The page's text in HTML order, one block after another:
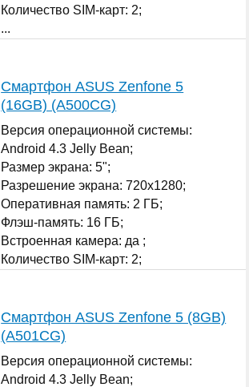
Количество SIM-карт: 2;
...
Смартфон ASUS Zenfone 5
(16GB) (A500CG)
Версия операционной системы:
Android 4.3 Jelly Bean;
Размер экрана: 5";
Разрешение экрана: 720x1280;
Оперативная память: 2 ГБ;
Флэш-память: 16 ГБ;
Встроенная камера: да ;
Количество SIM-карт: 2;
Смартфон ASUS Zenfone 5 (8GB)
(A501CG)
Версия операционной системы:
Android 4.3 Jelly Bean;